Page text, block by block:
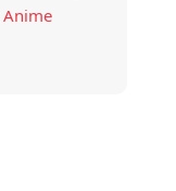
Anime